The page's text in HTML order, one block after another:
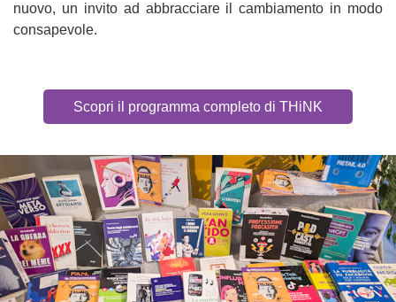
nuovo, un invito ad abbracciare il cambiamento in modo
consapevole.
Scopri il programma completo di THiNK